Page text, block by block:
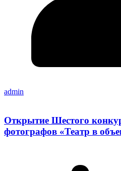
admin
Открытие Шестого
фотографов «Театр в